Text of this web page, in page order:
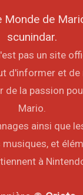
de
scunindar.
pas un site
d'informer et de
de la passion
Mario.
ainsi que
et
à